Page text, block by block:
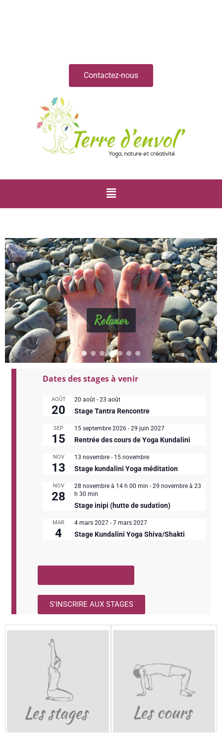
Contactez-nous
Relaxer
Dates des stages à venir
AOÛT
20
20 août -23 août
Stage Tantra Rencontre
SEP
15
15 septembre 2026 -29 juin 2027
Rentrée des cours de Yoga Kundalini
NOV
13
13 novembre - 15 novembre
Stage kundalini Yoga méditation
NOV
28
28 novembre à 14 h 00 min -29 novembre à 23
h 30 min
Stage inipi (hutte de sudation)
MAR
4
4 mars 2027 -7 mars 2027
Stage Kundalini Yoga Shiva/Shakti
S'INSCRIRE AUX STAGES